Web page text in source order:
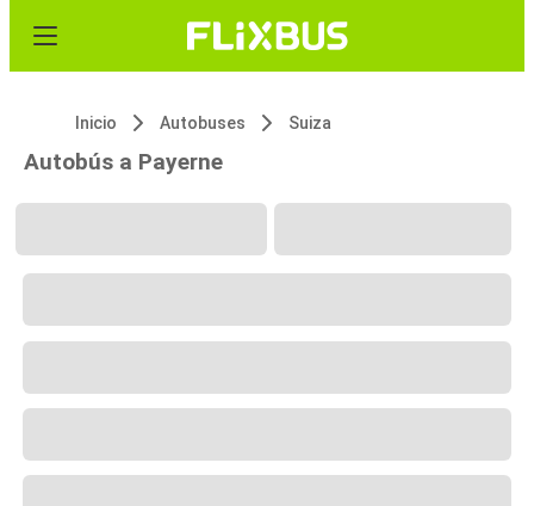
Inicio Autobuses Suiza
Autobús a Payerne